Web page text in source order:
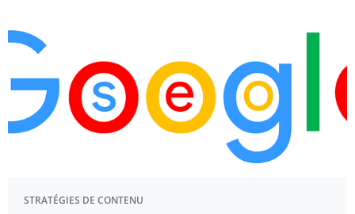
STRATÉGIES DE CONTENU